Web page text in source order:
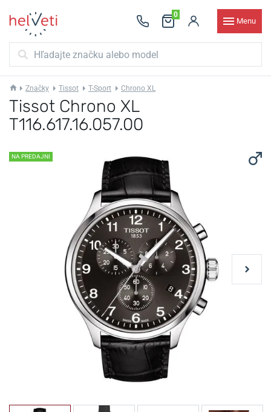
0
Menu
Značky Tissot T-Sport Chrono XL
Tissot Chrono XL
T116.617.16.057.00
NA PREDAJNI